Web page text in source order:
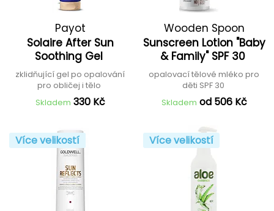
Payot
Solaire After Sun
Soothing Gel
zklidňující gel po opalování
pro obličej i tělo
Skladem 330 Kč
Wooden Spoon
Sunscreen Lotion "Baby
& Family" SPF 30
opalovací tělové mléko pro
děti SPF 30
Skladem od 506 Kč
Více velikostí Více velikostí